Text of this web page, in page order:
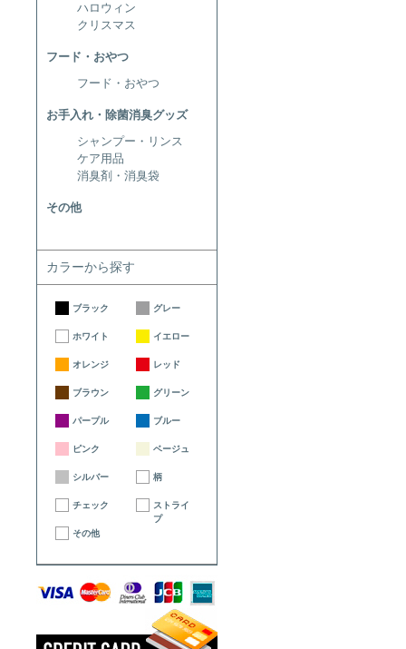
ハロウィン
クリスマス
フード・おやつ
フード・おやつ
お手入れ・除菌消臭グッズ
シャンプー・リンス
ケア用品
消臭剤・消臭袋
その他
カラーから探す
ブラック グレー
ホワイト イエロー
オレンジ レッド
ブラウン グリーン
パープル ブルー
ピンク ベージュ
シルバー 柄
チェック
ストライ
プ
その他